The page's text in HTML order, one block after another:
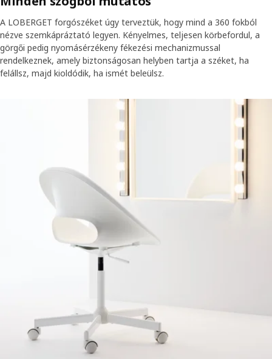
A LOBERGET forgószéket úgy terveztük, hogy mind a 360 fokból
nézve szemkápráztató legyen. Kényelmes, teljesen körbefordul, a
görgői pedig nyomásérzékeny fékezési mechanizmussal
rendelkeznek, amely biztonságosan helyben tartja a széket, ha
felállsz, majd kioldódik, ha ismét beleülsz.